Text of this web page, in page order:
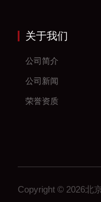
关于我们
公司简介
公司新闻
荣誉资质
Copyright © 2026北